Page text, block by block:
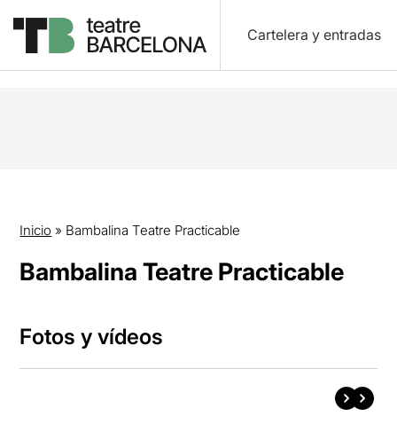
Cartelera y entradas
Inicio » Bambalina Teatre Practicable
Bambalina Teatre Practicable
Fotos y vídeos